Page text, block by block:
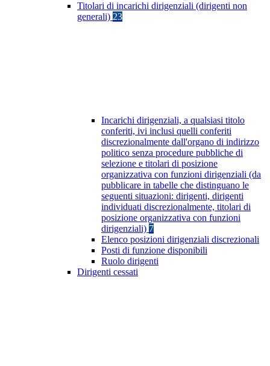
Titolari di incarichi dirigenziali (dirigenti non
generali) 23
Incarichi dirigenziali, a qualsiasi titolo
conferiti, ivi inclusi quelli conferiti
discrezionalmente dall'organo di indirizzo
politico senza procedure pubbliche di
selezione e titolari di posizione
organizzativa con funzioni dirigenziali (da
pubblicare in tabelle che distinguano le
seguenti situazioni: dirigenti, dirigenti
individuati discrezionalmente, titolari di
posizione organizzativa con funzioni
dirigenziali) 7
Elenco posizioni dirigenziali discrezionali
Posti di funzione disponibili
Ruolo dirigenti
Dirigenti cessati